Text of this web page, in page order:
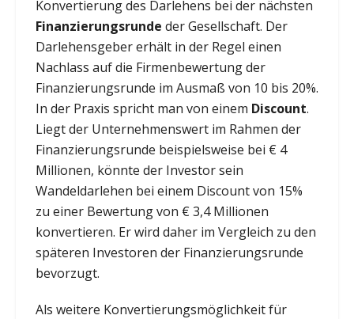
Konvertierung des Darlehens bei der nächsten
Finanzierungsrunde der Gesellschaft. Der
Darlehensgeber erhält in der Regel einen
Nachlass auf die Firmenbewertung der
Finanzierungsrunde im Ausmaß von 10 bis 20%.
In der Praxis spricht man von einem Discount.
Liegt der Unternehmenswert im Rahmen der
Finanzierungsrunde beispielsweise bei € 4
Millionen, könnte der Investor sein
Wandeldarlehen bei einem Discount von 15%
zu einer Bewertung von € 3,4 Millionen
konvertieren. Er wird daher im Vergleich zu den
späteren Investoren der Finanzierungsrunde
bevorzugt.
Als weitere Konvertierungsmöglichkeit für